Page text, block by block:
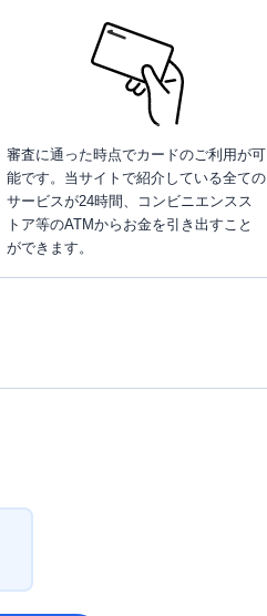
審査に通った時点でカードのご利用が可
能です。当サイトで紹介している全ての
サービスが24時間、コンビニエンスス
トア等のATMからお金を引き出すこと
ができます。